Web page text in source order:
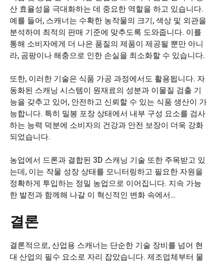
산 효율성을 극대화하는 데 중요한 역할을 하고 있습니다.
예를 들어, 스캐너는 수확한 농작물의 크기, 색상 및 외관을
분석하여 최적의 판매 기준에 맞추도록 도와줍니다. 이를
통해 소비자에게 더 나은 품질의 제품이 제공될 뿐만 아니
라, 곰팡이나 해충으로 인한 손실을 최소화할 수 있습니다.
또한, 이러한 기술은 식품 가공 과정에서도 활용됩니다. 자
동화된 스캐닝 시스템이 원재료의 성분과 이물질 검출 기
능을 갖추고 있어, 안전하고 신뢰할 수 있는 식품 생산이 가
능합니다. 특히 밀봉 포장 상태에서 내부 구성 요소를 검사
하는 능력 덕분에 소비자의 건강과 안전 보장이 더욱 강화
되었습니다.
농업에서 드론과 결합된 3D 스캐닝 기술 또한 주목받고 있
는데, 이는 작물 성장 상태를 모니터링하고 필요한 자원을
정확하게 투입하는 정밀 농업으로 이어집니다. 지속 가능
한 발전과 함께해 나갈 이 혁신적인 변화 속에서…
결론
결론적으로, 산업용 스캐너는 단순한 기술 장비를 넘어 현
대 산업의 필수 요소로 자리 잡았습니다. 제조업체부터 물